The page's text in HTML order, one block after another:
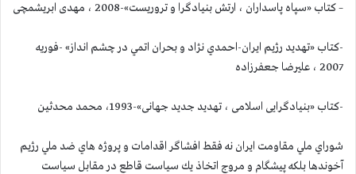
– کتاب «سپاه پاسداران ، ارتش بنیادگرا و تروریست»-2008 ، مهدی ابریشمچی
-كتاب «تهديد رژيم ايران-احمدي نژاد و بحران اتمي در چشم انداز» -فوريه
2007 ، عليرضا جعفرزاده
-کتاب «بنیادگرایی اسلامی ، تهدید جدید جهانی»-1993، محمد محدثین
شوراي ملي مقاومت ايران نه فقط افشاگر اقدامات و پروژه هاي ضد ملي رژيم
آخوندها بلكه پيشگام و مروج اتخاذ يك سياست قاطع در مقابل سياست